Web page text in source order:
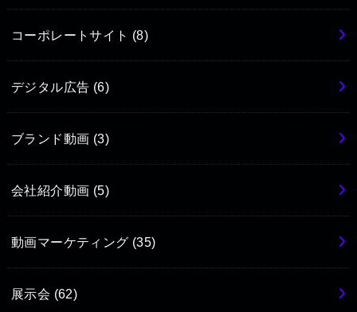
コーポレートサイト (8)
デジタル広告 (6)
ブランド動画 (3)
会社紹介動画 (5)
動画マーケティング (35)
展示会 (62)